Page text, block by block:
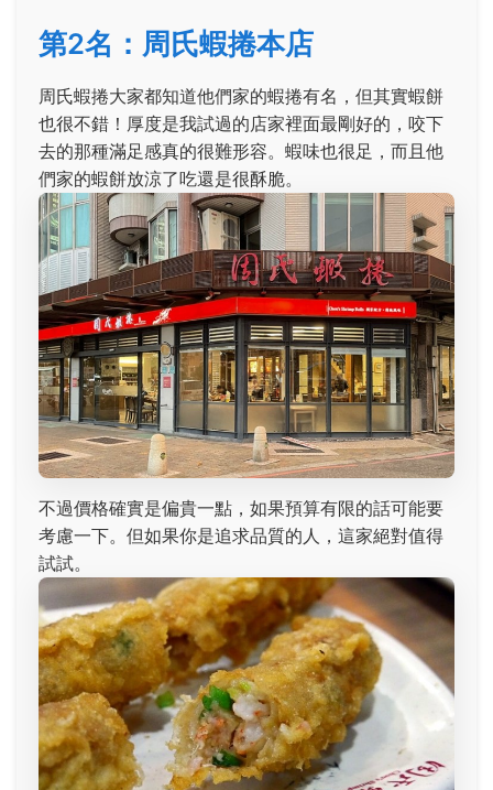
第2名：周氏蝦捲本店
周氏蝦捲大家都知道他們家的蝦捲有名，但其實蝦餅
也很不錯！厚度是我試過的店家裡面最剛好的，咬下
去的那種滿足感真的很難形容。蝦味也很足，而且他
們家的蝦餅放涼了吃還是很酥脆。
不過價格確實是偏貴一點，如果預算有限的話可能要
考慮一下。但如果你是追求品質的人，這家絕對值得
試試。